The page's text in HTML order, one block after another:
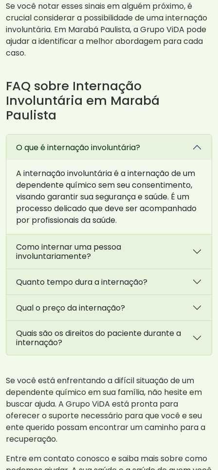
Se você notar esses sinais em alguém próximo, é
crucial considerar a possibilidade de uma internação
involuntária. Em Marabá Paulista, a Grupo ViDA pode
ajudar a identificar a melhor abordagem para cada
caso.
FAQ sobre Internação
Involuntária em Marabá
Paulista
O que é internação involuntária?
A internação involuntária é a internação de um
dependente químico sem seu consentimento,
visando garantir sua segurança e saúde. É um
processo delicado que deve ser acompanhado
por profissionais da saúde.
Como internar uma pessoa
involuntariamente?
Quanto tempo dura a internação?
Qual o preço da internação?
Quais são os direitos do paciente durante a
internação?
Se você está enfrentando a difícil situação de um
dependente químico em sua família, não hesite em
buscar ajuda. A Grupo ViDA está pronta para
oferecer o suporte necessário para que você e seu
ente querido possam encontrar um caminho para a
recuperação.
Entre em contato conosco e saiba mais sobre como